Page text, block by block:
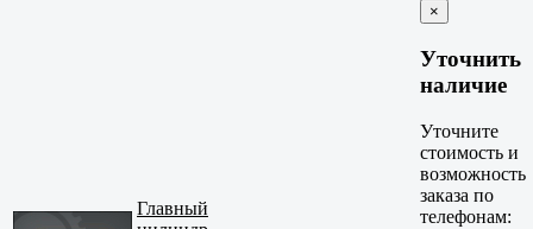
Главный
×
Уточнить
наличие
Уточните
стоимость и
возможность
заказа по
телефонам: